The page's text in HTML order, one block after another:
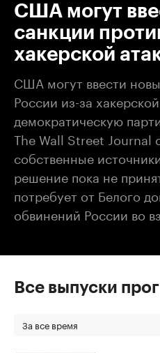
США могут
санкции
хакерской
США могут ввести
России из-за
демократическую
The Wall Street Journal
собственные
решение пока не
потребует от Белого
обвинений России во
Все выпуски
За все время